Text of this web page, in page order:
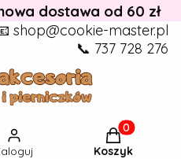
dostawa od 60 zł
shop@cookie-master.pl
📞 737 728 276
Produkty w
Koszyk